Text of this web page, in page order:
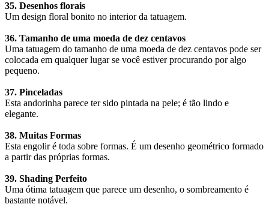
35. Desenhos florais
Um design floral bonito no interior da tatuagem.
36. Tamanho de uma moeda de dez centavos
Uma tatuagem do tamanho de uma moeda de dez centavos pode ser
colocada em qualquer lugar se você estiver procurando por algo
pequeno.
37. Pinceladas
Esta andorinha parece ter sido pintada na pele; é tão lindo e
elegante.
38. Muitas Formas
Esta engolir é toda sobre formas. É um desenho geométrico formado
a partir das próprias formas.
39. Shading Perfeito
Uma ótima tatuagem que parece um desenho, o sombreamento é
bastante notável.